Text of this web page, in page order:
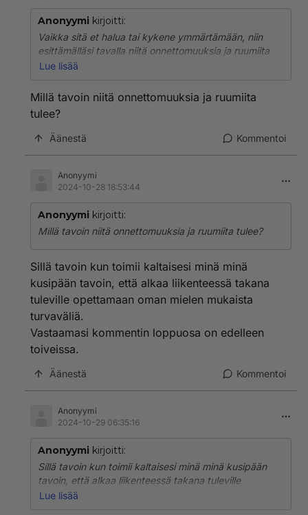
Anonyymi kirjoitti:
Vaikka sitä et halua tai kykene ymmärtämään, niin
esittämälläsi tavalla niitä onnettomuuksia ja ruumiita
tulee. Toivottavasti tulet pian tuntemaan tuon mitä
Lue lisää
Millä tavoin niitä onnettomuuksia ja ruumiita
tulee?
Äänestä Kommentoi
Anonyymi
2024-10-28 18:53:44
Anonyymi kirjoitti:
Millä tavoin niitä onnettomuuksia ja ruumiita tulee?
Sillä tavoin kun toimii kaltaisesi minä minä
kusipään tavoin, että alkaa liikenteessä takana
tuleville opettamaan oman mielen mukaista
turvaväliä.
Vastaamasi kommentin loppuosa on edelleen
toiveissa.
Äänestä Kommentoi
Anonyymi
2024-10-29 06:35:16
Anonyymi kirjoitti:
Sillä tavoin kun toimii kaltaisesi minä minä kusipään
tavoin, että alkaa liikenteessä takana tuleville
opettamaan oman mielen mukaista turvaväliä.
Lue lisää